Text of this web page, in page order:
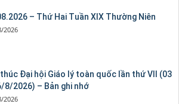
– Thứ Hai Tuần XIX Thường Niên
2026
Đại hội Giáo lý toàn quốc lần thứ VII (03
8/2026) – Bản ghi nhớ
2026